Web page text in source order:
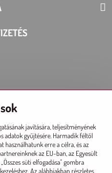
EU other countries
javítására, teljesítményének
adatok gyűjtésére. Harmadik féltől
használhatunk erre a célra, és az
az EU-ban, az Egyesült
süti elfogadása" gombra
Az alábbiakban részletes